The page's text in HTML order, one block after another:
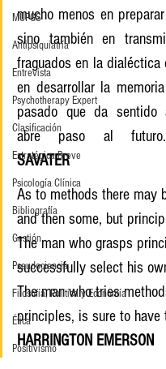
MUPGS
Antipsiquiatría
Entrevista
Psychotherapy Expert
Clasificación
Estratégica Breve
Psicología Clínica
Bibliografía
Gestión
Pseudociencia
Filosofía, Política y Economía
Ética
Positivismo
mucho menos en
sino también en
fraguados en la
en desarrollar la
pasado que da
abre paso al
SAVATER
As to methods there may
and then some, but
The man who grasps
successfully select his
The man who tries
principles, is sure to have
HARRINGTON EMERSON